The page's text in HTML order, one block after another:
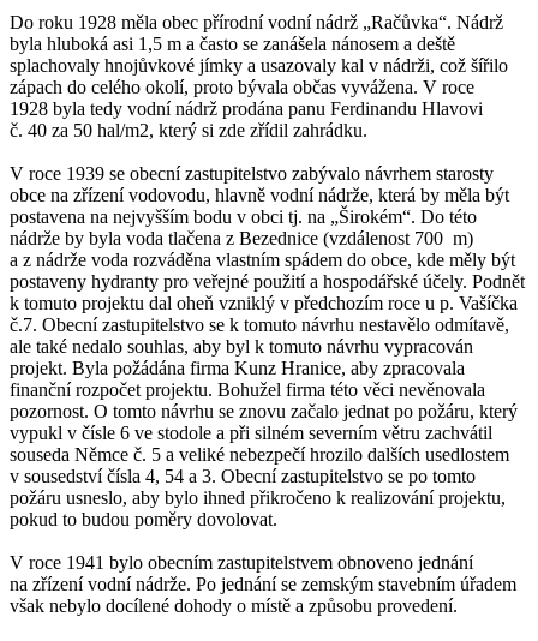
Do roku 1928 měla obec přírodní vodní nádrž „Račůvka“. Nádrž
byla hluboká asi 1,5 m a často se zanášela nánosem a deště
splachovaly hnojůvkové jímky a usazovaly kal v nádrži, což šířilo
zápach do celého okolí, proto bývala občas vyvážena. V roce
1928 byla tedy vodní nádrž prodána panu Ferdinandu Hlavovi
č. 40 za 50 hal/m2, který si zde zřídil zahrádku.
V roce 1939 se obecní zastupitelstvo zabývalo návrhem starosty
obce na zřízení vodovodu, hlavně vodní nádrže, která by měla být
postavena na nejvyšším bodu v obci tj. na „Širokém“. Do této
nádrže by byla voda tlačena z Bezednice (vzdálenost 700 m)
a z nádrže voda rozváděna vlastním spádem do obce, kde měly být
postaveny hydranty pro veřejné použití a hospodářské účely. Podnět
k tomuto projektu dal oheň vzniklý v předchozím roce u p. Vašíčka
č.7. Obecní zastupitelstvo se k tomuto návrhu nestavělo odmítavě,
ale také nedalo souhlas, aby byl k tomuto návrhu vypracován
projekt. Byla požádána firma Kunz Hranice, aby zpracovala
finanční rozpočet projektu. Bohužel firma této věci nevěnovala
pozornost. O tomto návrhu se znovu začalo jednat po požáru, který
vypukl v čísle 6 ve stodole a při silném severním větru zachvátil
souseda Němce č. 5 a veliké nebezpečí hrozilo dalších usedlostem
v sousedství čísla 4, 54 a 3. Obecní zastupitelstvo se po tomto
požáru usneslo, aby bylo ihned přikročeno k realizování projektu,
pokud to budou poměry dovolovat.
V roce 1941 bylo obecním zastupitelstvem obnoveno jednání
na zřízení vodní nádrže. Po jednání se zemským stavebním úřadem
však nebylo docílené dohody o místě a způsobu provedení.